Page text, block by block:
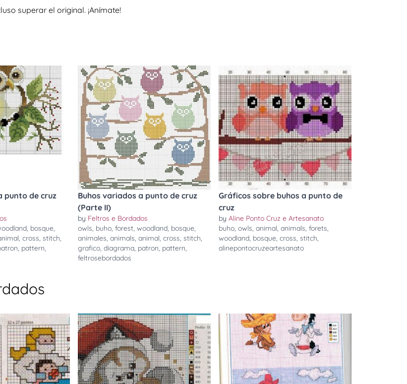
superar el original. ¡Anímate!
punto de cruz
, bosque,
, cross, stitch,
, pattern,
Buhos variados a punto de cruz
(Parte II)
by Feltros e Bordados
owls, buho, forest, woodland, bosque,
animales, animals, animal, cross, stitch,
grafico, diagrama, patron, pattern,
feltrosebordados
Gráficos sobre buhos a punto de
cruz
by Aline Ponto Cruz e Artesanato
buho, owls, animal, animals, forets,
woodland, bosque, cross, stitch,
alinepontocruzeartesanato